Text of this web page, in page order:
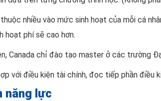
nhiều vào mức sinh hoạt của mỗi cá
hoạt phí sẽ cao hơn.
Canada chỉ đào tạo master ở các trường
với điều kiện tài chính, đọc tiếp phần điều
năng lực